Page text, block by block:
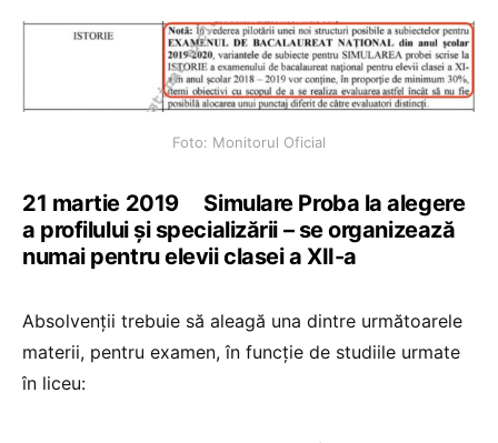
Foto: Monitorul Oficial
21 martie 2019 Simulare Proba la alegere
a profilului și specializării – se organizează
numai pentru elevii clasei a XII-a
Absolvenții trebuie să aleagă una dintre următoarele
materii, pentru examen, în funcție de studiile urmate
în liceu: